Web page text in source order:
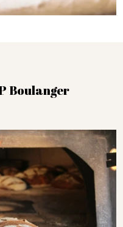
Boulanger